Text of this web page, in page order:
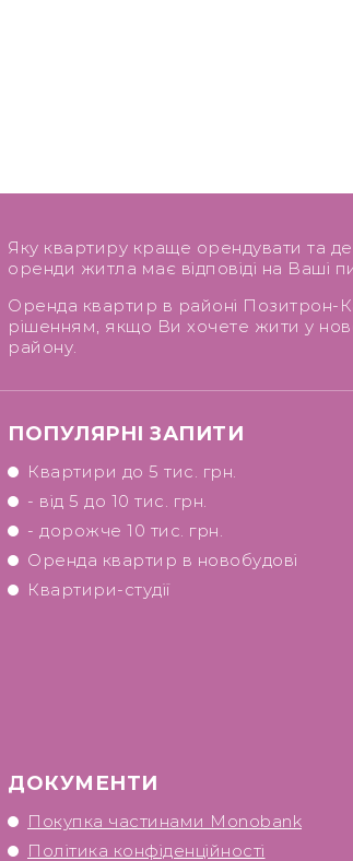
Яку квартиру краще орендувати та
оренди житла має відповіді на Ваші
Оренда квартир в районі Позитрон-
рішенням, якщо Ви хочете жити у
району.
ПОПУЛЯРНІ ЗАПИТИ
Квартири до 5 тис. грн.
- від 5 до 10 тис. грн.
- дорожче 10 тис. грн.
Оренда квартир в новобудові
Квартири-студії
ДОКУМЕНТИ
Покупка частинами Monobank
Політика конфіденційності